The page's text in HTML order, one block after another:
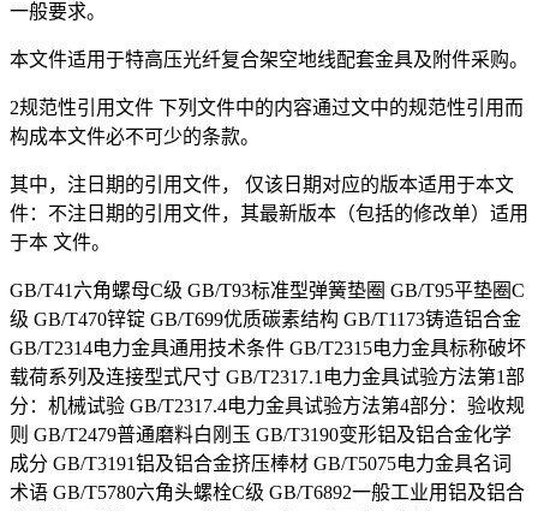
一般要求。
本文件适用于特高压光纤复合架空地线配套金具及附件采购。
2规范性引用文件 下列文件中的内容通过文中的规范性引用而
构成本文件必不可少的条款。
其中，注日期的引用文件， 仅该日期对应的版本适用于本文
件：不注日期的引用文件，其最新版本（包括的修改单）适用
于本 文件。
GB/T41六角螺母C级 GB/T93标准型弹簧垫圈 GB/T95平垫圈C
级 GB/T470锌锭 GB/T699优质碳素结构 GB/T1173铸造铝合金
GB/T2314电力金具通用技术条件 GB/T2315电力金具标称破坏
载荷系列及连接型式尺寸 GB/T2317.1电力金具试验方法第1部
分：机械试验 GB/T2317.4电力金具试验方法第4部分：验收规
则 GB/T2479普通磨料白刚玉 GB/T3190变形铝及铝合金化学
成分 GB/T3191铝及铝合金挤压棒材 GB/T5075电力金具名词
术语 GB/T5780六角头螺栓C级 GB/T6892一般工业用铝及铝合